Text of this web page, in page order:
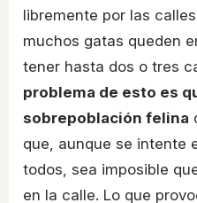
libremente por las
muchos gatas queden
tener hasta dos o tres
problema de esto es
sobrepoblación felina
que, aunque se intente
todos, sea imposible
en la calle. Lo que